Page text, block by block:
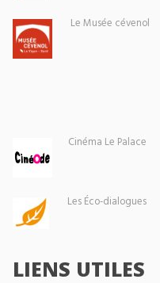
Le Musée cévenol
Cinéma Le Palace
Les Éco-dialogues
LIENS UTILES